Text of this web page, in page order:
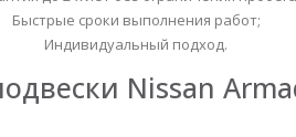
Быстрые сроки выполнения работ;
Индивидуальный подход.
Nissan